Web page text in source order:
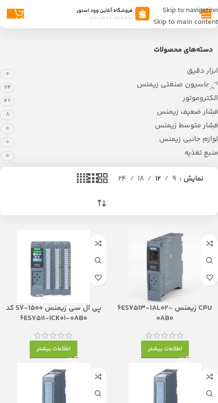
Skip to navigation
Skip to main content
خانه اتوماسیون صنعتی زیمنس
دسته‌های محصولات
ابزار دقیق
0
اتوماسیون صنعتی زیمنس 74
الکتروموتور 46
فشار ضعیف زیمنس 8
فشار متوسط زیمنس 0
لوازم جانبی زیمنس 0
منبع تغذیه 0
نمایش 9
12
18
24
CPU زیمنس 6ES7513-1AL02-
0AB0
اطلاعات بیشتر
پی ال سی زیمنس S7-1500 کد
6ES7511-1CK01-0AB0
اطلاعات بیشتر